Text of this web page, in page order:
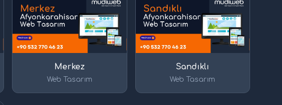
Merkez
Web Tasarım
Sandıklı
Web Tasarım